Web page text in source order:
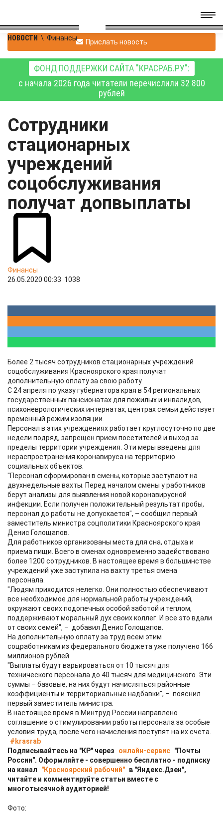
НОВОСТИ \ Финансы Прислать новость
ФОНД ПОДДЕРЖКИ САЙТА "КРАСРАБ.РУ":
с начала 2026 года читатели перечислили 32 800
рублей
Cотрудники
стационарных
учреждений
соцобслуживания
получат допвыплаты
Финансы
26.05.2020 00:33 1038
Более 2 тысяч сотрудников стационарных учреждений
соцобслуживания Красноярского края получат
дополнительную оплату за свою работу.
С 24 апреля по указу губернатора края в 54 региональных
государственных пансионатах для пожилых и инвалидов,
психоневрологических интернатах, центрах семьи действует
временный режим изоляции.
Персонал в этих учреждениях работает круглосуточно по две
недели подряд, запрещен прием посетителей и выход за
пределы территории учреждения. Эти меры введены для
нераспространения коронавируса на территорию
социальных объектов.
"Персонал сформирован в смены, которые заступают на
двухнедельные вахты. Перед началом смены у работников
берут анализы для выявления новой коронавирусной
инфекции. Если получен положительный результат пробы,
персонал до работы не допускается", – сообщил первый
заместитель министра соцполитики Красноярского края
Денис Голощапов.
Для работников организованы места для сна, отдыха и
приема пищи. Всего в сменах одновременно задействовано
более 1200 сотрудников. В настоящее время в большинстве
учреждений уже заступила на вахту третья смена
персонала.
"Людям приходится нелегко. Они полностью обеспечивают
все необходимое для нормальной работы учреждений,
окружают своих подопечных особой заботой и теплом,
поддерживают моральный дух своих коллег. И все это вдали
от своих семей", – добавил Денис Голощапов.
На дополнительную оплату за труд всем этим
соцработникам из федерального бюджета уже получено 166
миллионов рублей.
"Выплаты будут варьироваться от 10 тысяч для
технического персонала до 40 тысяч для медицинского. Эти
суммы – базовые, на них будут начисляться районные
коэффициенты и территориальные надбавки", – пояснил
первый заместитель министра.
В настоящее время в Минтруд России направлено
соглашение о стимулировании работы персонала за особые
условия труда, после чего начисления поступят на их счета.
#krasrab
Подписывайтесь на "КР" через
онлайн-сервис "Почты
России". Оформляйте - совершенно бесплатно - подписку
на канал
"Красноярский рабочий" в "Яндекс.Дзен",
читайте и комментируйте статьи вместе с
многотысячной аудиторией!
Фото: